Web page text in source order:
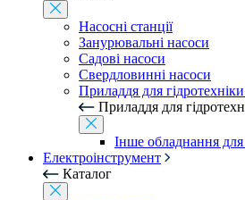
Насосні станції
Занурювальні насоси
Садові насоси
Свердловинні насоси
Приладдя для гідротехніки
Приладдя для
Інше обладнання для
Електроінструмент
Каталог